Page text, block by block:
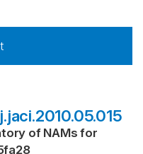
of NAMs for